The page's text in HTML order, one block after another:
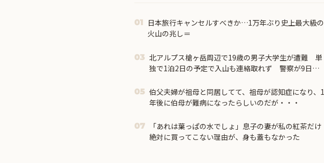
01
日本旅行キャンセルすべきか…1万年ぶり史上最大級の
火山の兆し＝
03 北アルプス槍ヶ岳周辺で19歳の男子大学生が遭難 単
独で1泊2日の予定で入山も連絡取れず 警察が9日以
05 伯父夫婦が祖母と同居してて、祖母が認知症になり、1
年後に伯母が難病になったらしいのだが・・・
07
「あれは葉っぱの水でしょ」息子の妻が私の紅茶だけ
絶対に買ってこない理由が、身も蓋もなかった